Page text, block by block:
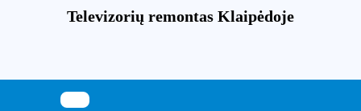
Televizorių remontas Klaipėdoje